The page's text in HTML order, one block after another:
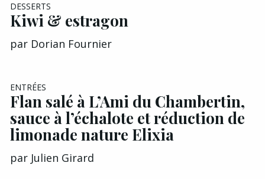
DESSERTS
Kiwi & estragon
par Dorian Fournier
ENTRÉES
Flan salé à L’Ami du Chambertin,
sauce à l’échalote et réduction de
limonade nature Elixia
par Julien Girard